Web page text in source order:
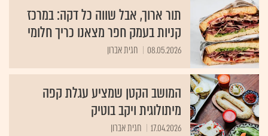
תור ארוך, אבל שווה כל דקה: במרכז
קניות בעמק חפר מצאנו כריך חלומי
08.05.2026 חגית אברון
המושב הקטן שמציע עגלת קפה
מיתולוגית ויקב בוטיק
17.04.2026 חגית אברון